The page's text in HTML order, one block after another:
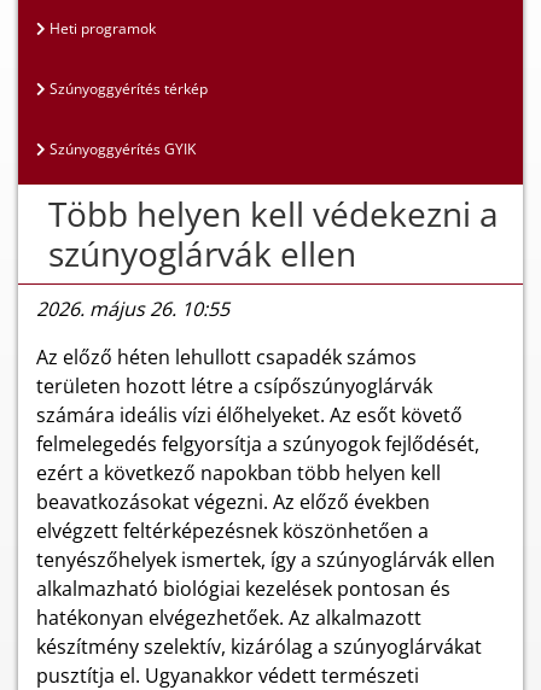
Heti programok
Szúnyoggyérítés térkép
Szúnyoggyérítés GYIK
Több helyen kell védekezni a
szúnyoglárvák ellen
2026. május 26. 10:55
Az előző héten lehullott csapadék számos
területen hozott létre a csípőszúnyoglárvák
számára ideális vízi élőhelyeket. Az esőt követő
felmelegedés felgyorsítja a szúnyogok fejlődését,
ezért a következő napokban több helyen kell
beavatkozásokat végezni. Az előző években
elvégzett feltérképezésnek köszönhetően a
tenyészőhelyek ismertek, így a szúnyoglárvák ellen
alkalmazható biológiai kezelések pontosan és
hatékonyan elvégezhetőek. Az alkalmazott
készítmény szelektív, kizárólag a szúnyoglárvákat
pusztítja el. Ugyanakkor védett természeti